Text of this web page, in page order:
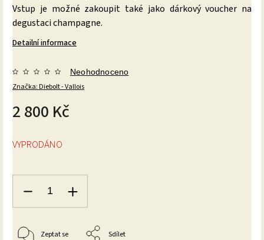
Vstup je možné zakoupit také jako dárkový voucher na
degustaci champagne.
Detailní informace
Značka: Diebolt - Vallois
Neohodnoceno
2 800 Kč
VYPRODÁNO
Zeptat se Sdílet